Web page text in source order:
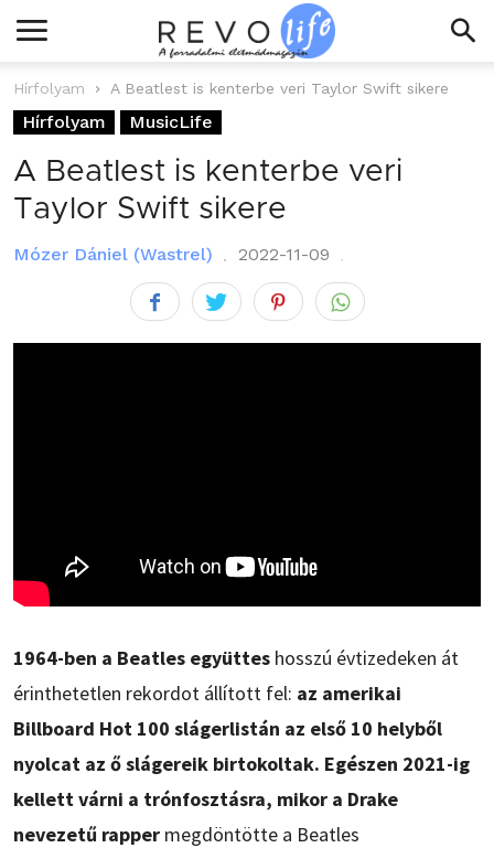
Hírfolyam A Beatlest is kenterbe veri Taylor Swift sikere
Hírfolyam MusicLife
A Beatlest is kenterbe veri
Taylor Swift sikere
Mózer Dániel (Wastrel) 2022-11-09
1964-ben a Beatles együttes hosszú évtizedeken át
érinthetetlen rekordot állított fel: az amerikai
Billboard Hot 100 slágerlistán az első 10 helyből
nyolcat az ő slágereik birtokoltak. Egészen 2021-ig
kellett várni a trónfosztásra, mikor a Drake
nevezetű rapper megdöntötte a Beatles